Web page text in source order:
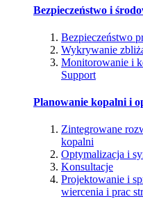
Bezpieczeństwo i
Bezpieczeństwo
Wykrywanie
Monitorowanie i
Support
Planowanie kopalni i
Zintegrowane
kopalni
Optymalizacja i
Konsultacje
Projektowanie i
wiercenia i prac